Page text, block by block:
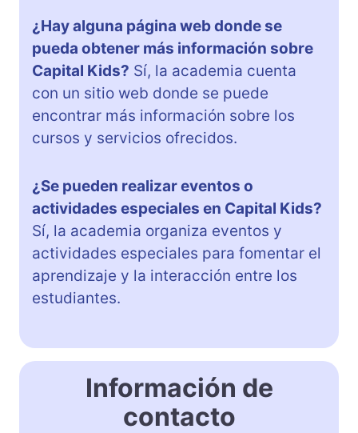
¿Hay alguna página web donde se
pueda obtener más información sobre
Capital Kids? Sí, la academia cuenta
con un sitio web donde se puede
encontrar más información sobre los
cursos y servicios ofrecidos.
¿Se pueden realizar eventos o
actividades especiales en Capital Kids?
Sí, la academia organiza eventos y
actividades especiales para fomentar el
aprendizaje y la interacción entre los
estudiantes.
Información de
contacto